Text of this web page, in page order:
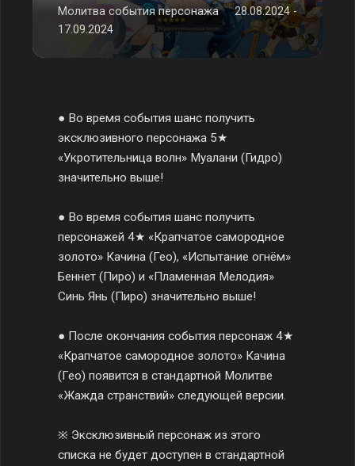
Молитва события персонажа
28.08.2024 -
17.09.2024
● Во время события шанс получить
эксклюзивного персонажа 5★
«Укротительница волн» Муалани (Гидро)
значительно выше!
● Во время события шанс получить
персонажей 4★ «Крапчатое самородное
золото» Качина (Гео), «Испытание огнём»
Беннет (Пиро) и «Пламенная Мелодия»
Синь Янь (Пиро) значительно выше!
● После окончания события персонаж 4★
«Крапчатое самородное золото» Качина
(Гео) появится в стандартной Молитве
«Жажда странствий» следующей версии.
※ Эксклюзивный персонаж из этого
списка не будет доступен в стандартной